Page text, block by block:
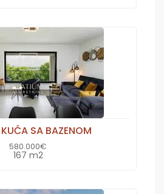
SA BAZENOM
580.000€
167 m2